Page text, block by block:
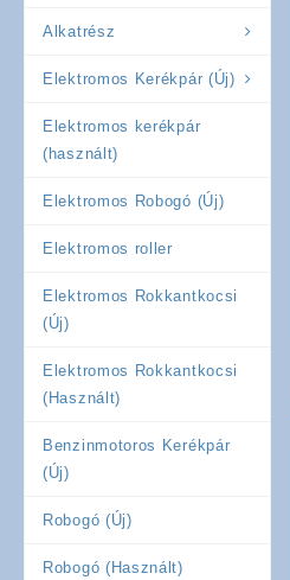
Alkatrész
Elektromos Kerékpár (Új)
Elektromos kerékpár
(használt)
Elektromos Robogó (Új)
Elektromos roller
Elektromos Rokkantkocsi
(Új)
Elektromos Rokkantkocsi
(Használt)
Benzinmotoros Kerékpár
(Új)
Robogó (Új)
Robogó (Használt)